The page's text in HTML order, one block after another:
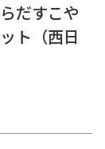
だすこや
ト（西日